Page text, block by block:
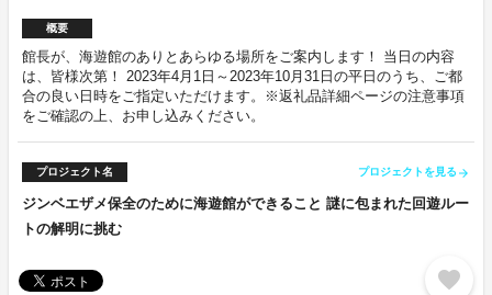
概要
館長が、海遊館のありとあらゆる場所をご案内します！ 当日の内容
は、皆様次第！ 2023年4月1日～2023年10月31日の平日のうち、ご都
合の良い日時をご指定いただけます。※返礼品詳細ページの注意事項
をご確認の上、お申し込みください。
プロジェクト名 プロジェクトを見る arrow_forward
ジンベエザメ保全のために海遊館ができること 謎に包まれた回遊ルー
トの解明に挑む
favorite